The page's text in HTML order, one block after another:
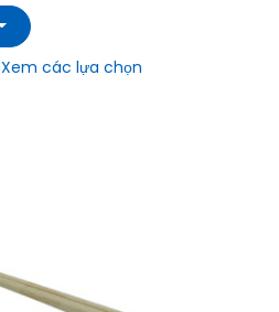
Xem các lựa chọn